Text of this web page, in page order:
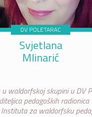
DV POLETARAC
Svjetlana
Mlinarić
u waldorfskoj skupini u DV
pedagoških
za waldorfsku